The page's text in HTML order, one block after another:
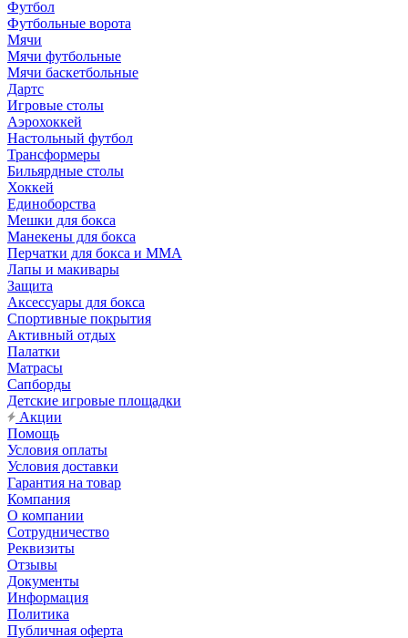
Футбол
Футбольные ворота
Мячи
Мячи футбольные
Мячи баскетбольные
Дартс
Игровые столы
Аэрохоккей
Настольный футбол
Трансформеры
Бильярдные столы
Хоккей
Единоборства
Мешки для бокса
Манекены для бокса
Перчатки для бокса и MMA
Лапы и макивары
Защита
Аксессуары для бокса
Спортивные покрытия
Активный отдых
Палатки
Матрасы
Сапборды
Детские игровые площадки
Акции
Помощь
Условия оплаты
Условия доставки
Гарантия на товар
Компания
О компании
Сотрудничество
Реквизиты
Отзывы
Документы
Информация
Политика
Публичная оферта